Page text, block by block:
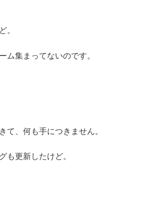
。
ム集まってないのです。
て、何も手につきません。
も更新したけど。